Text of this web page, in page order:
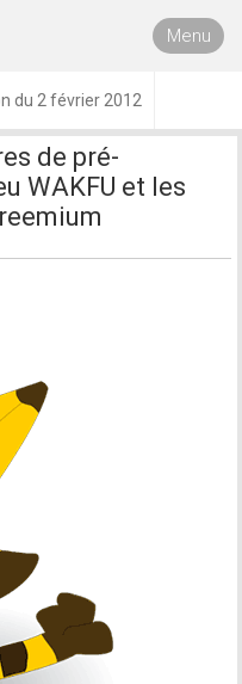
Menu
du 2 février 2012
de pré-
WAKFU et les